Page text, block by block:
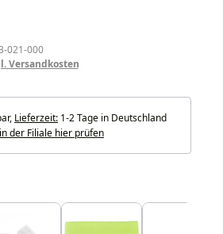
021-000
Versandkosten
Lieferzeit: 1-2 Tage in Deutschland
der Filiale hier prüfen